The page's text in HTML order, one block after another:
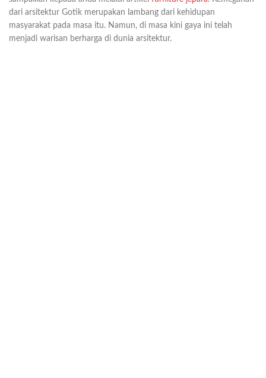
dari arsitektur Gotik merupakan lambang dari kehidupan
masyarakat pada masa itu. Namun, di masa kini gaya ini telah
menjadi warisan berharga di dunia arsitektur.